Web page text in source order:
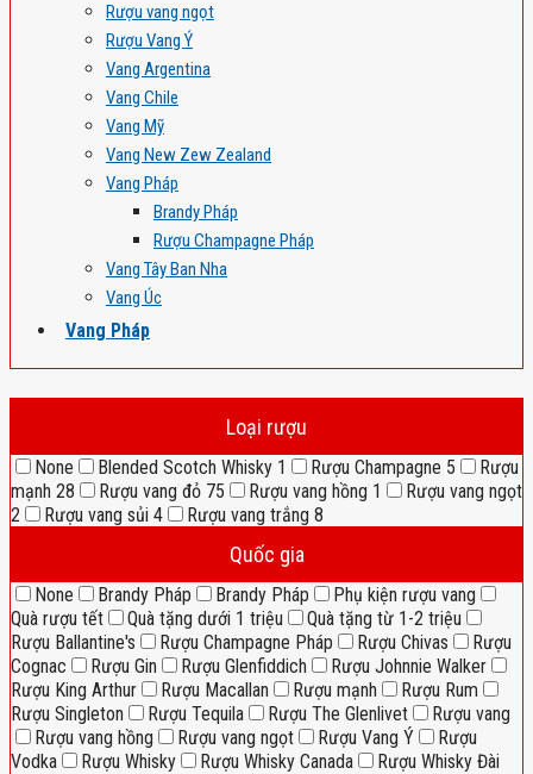
Rượu vang ngọt
Rượu Vang Ý
Vang Argentina
Vang Chile
Vang Mỹ
Vang New Zew Zealand
Vang Pháp
Brandy Pháp
Rượu Champagne Pháp
Vang Tây Ban Nha
Vang Úc
Vang Pháp
Loại rượu
None Blended Scotch Whisky 1 Rượu Champagne 5
Rượu
mạnh 28 Rượu vang đỏ 75 Rượu vang hồng 1
Rượu vang ngọt
2
Rượu vang sủi 4 Rượu vang trắng 8
Quốc gia
None Brandy Pháp Brandy Pháp
Phụ kiện rượu vang
Quà rượu tết
Quà tặng dưới 1 triệu
Quà tặng từ 1-2 triệu
Rượu Ballantine's
Rượu Champagne Pháp Rượu Chivas
Rượu
Cognac
Rượu Gin Rượu Glenfiddich
Rượu Johnnie Walker
Rượu King Arthur
Rượu Macallan Rượu mạnh
Rượu Rum
Rượu Singleton
Rượu Tequila Rượu The Glenlivet
Rượu vang
Rượu vang hồng
Rượu vang ngọt Rượu Vang Ý
Rượu
Vodka
Rượu Whisky Rượu Whisky Canada Rượu Whisky Đài